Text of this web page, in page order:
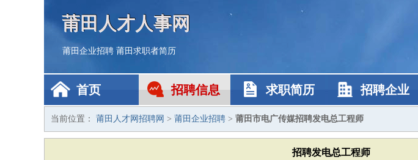
莆田人才人事网
莆田企业招聘 莆田求职者简历
首页 招聘信息 求职简历 招聘企业
当前位置： 莆田人才网招聘网 > 莆田企业招聘 > 莆田市电广传媒招聘发电总工程师
招聘发电总工程师